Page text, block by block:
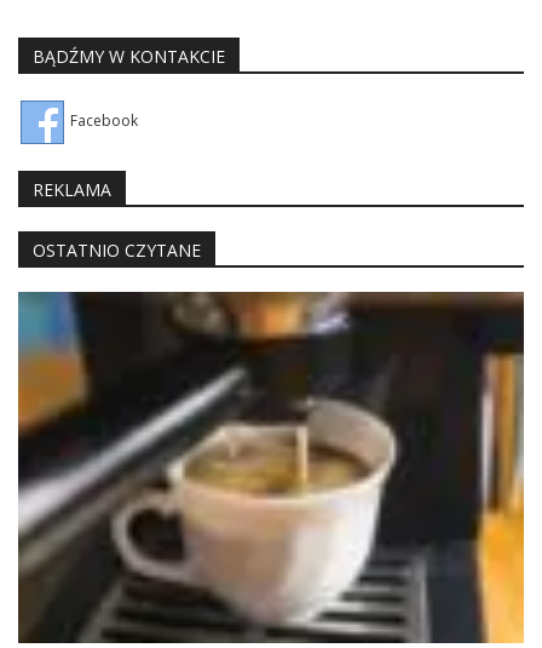
BĄDŹMY W KONTAKCIE
Facebook
REKLAMA
OSTATNIO CZYTANE